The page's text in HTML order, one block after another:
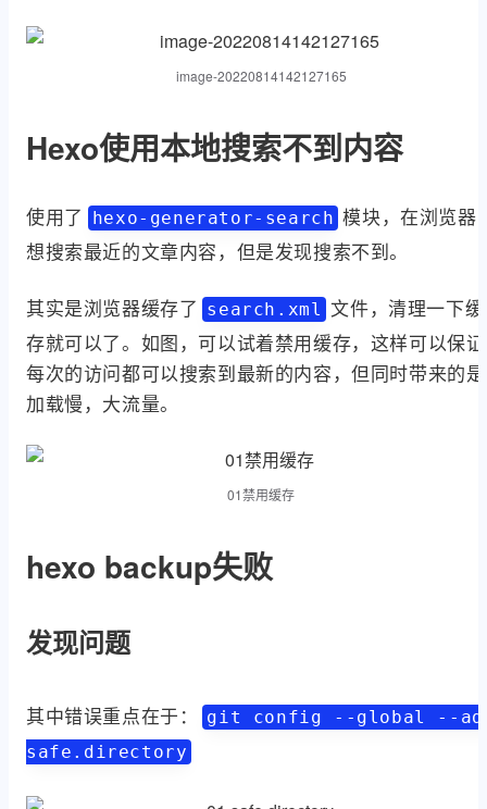
image-20220814142127165
Hexo使用本地搜索不到内容
使用了 hexo-generator-search 模块，在浏览器
想搜索最近的文章内容，但是发现搜索不到。
其实是浏览器缓存了 search.xml 文件，清理一下缓
存就可以了。如图，可以试着禁用缓存，这样可以保证
每次的访问都可以搜索到最新的内容，但同时带来的是
加载慢，大流量。
01禁用缓存
hexo backup失败
发现问题
其中错误重点在于：
git config --global --
safe.directory